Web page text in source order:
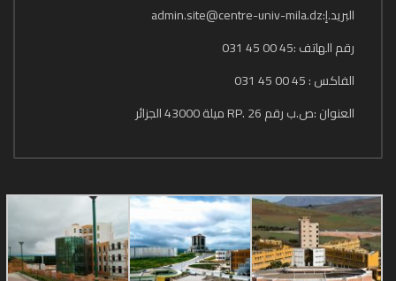
البريد.إ:admin.site@centre-univ-mila.dz
رقم الهاتف :45 00 45 031
الفاكس : 45 00 45 031
العنوان :ص.ب رقم 26 .RP ميلة 43000 الجزائر